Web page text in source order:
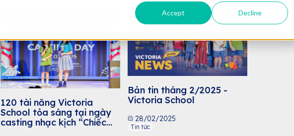
Accept Decline
120 tài năng Victoria
School tỏa sáng tại ngày
casting nhạc kịch “Chiếc
Bản tin tháng 2/2025 -
Victoria School
28/02/2025
Tin tức